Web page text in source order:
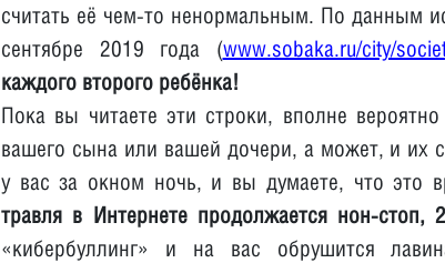
считать её чем-то ненормальным. По данным
сентябре 2019 года (www.sobaka.ru/city/
каждого второго ребёнка!
Пока вы читаете эти строки, вполне
вашего сына или вашей дочери, а может, и их
у вас за окном ночь, и вы думаете, что это
травля в Интернете продолжается нон-стоп,
«кибербуллинг» и на вас обрушится